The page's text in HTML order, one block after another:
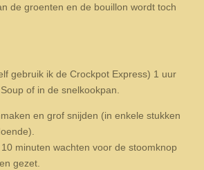
de groenten en de bouillon wordt toch
gebruik ik de Crockpot Express) 1 uur
of in de snelkookpan.
en grof snijden (in enkele stukken
minuten wachten voor de stoomknop
gezet.